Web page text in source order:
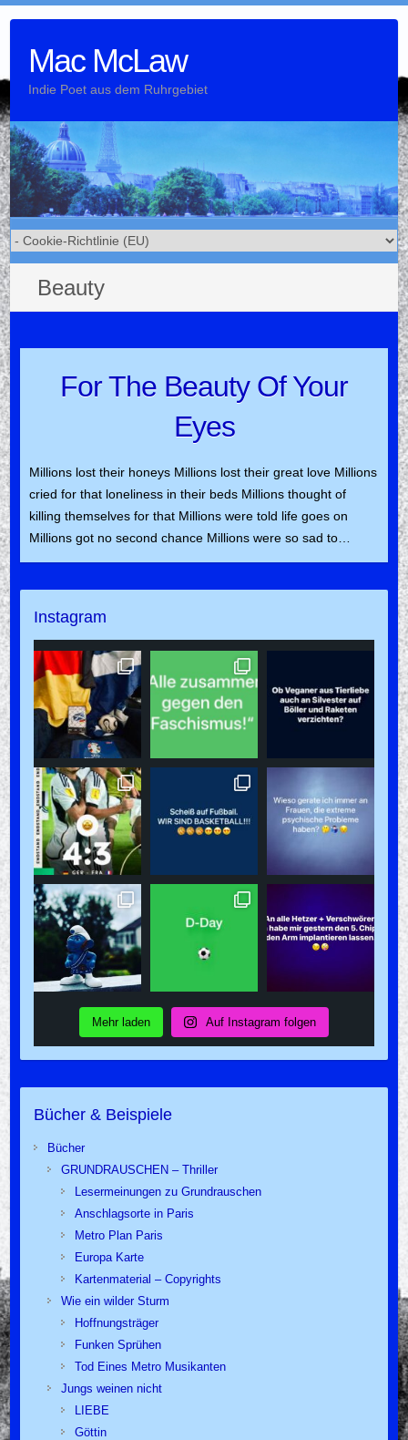
contentMac McLaw
Indie Poet aus dem Ruhrgebiet
Beauty
For The Beauty Of Your
Eyes
Millions lost their honeys Millions lost their great love Millions
cried for that loneliness in their beds Millions thought of
killing themselves for that Millions were told life goes on
Millions got no second chance Millions were so sad to…
Instagram
Mehr laden Auf Instagram folgen
Bücher & Beispiele
Bücher
GRUNDRAUSCHEN – Thriller
Lesermeinungen zu Grundrauschen
Anschlagsorte in Paris
Metro Plan Paris
Europa Karte
Kartenmaterial – Copyrights
Wie ein wilder Sturm
Hoffnungsträger
Funken Sprühen
Tod Eines Metro Musikanten
Jungs weinen nicht
LIEBE
Göttin